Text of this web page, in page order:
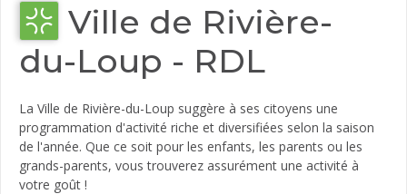
Ville de Rivière-
du-Loup - RDL
La Ville de Rivière-du-Loup suggère à ses citoyens une
programmation d'activité riche et diversifiées selon la saison
de l'année. Que ce soit pour les enfants, les parents ou les
grands-parents, vous trouverez assurément une activité à
votre goût !